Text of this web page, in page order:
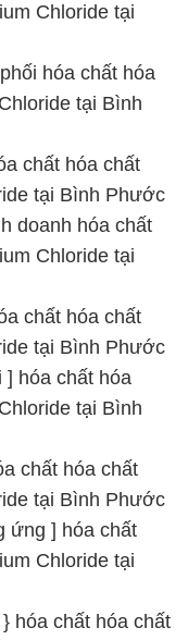
Chloride tại
hóa chất hóa
tại Bình
chất hóa chất
tại Bình Phước
doanh hóa chất
Chloride tại
chất hóa chất
tại Bình Phước
] hóa chất hóa
tại Bình
chất hóa chất
tại Bình Phước
ứng ] hóa chất
Chloride tại
hóa chất hóa chất